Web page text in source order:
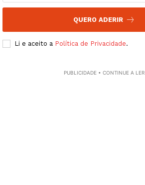
QUERO ADERIR
Li e aceito a Política de Privacidade.
PUBLICIDADE • CONTINUE A LER